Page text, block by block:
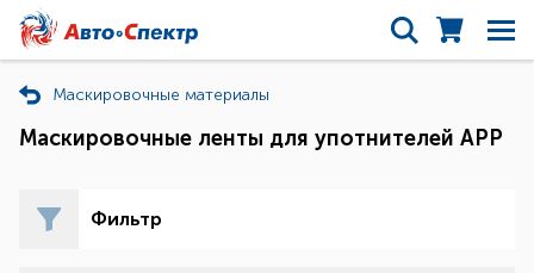
Маскировочные материалы
Маскировочные ленты для употнителей APP
Фильтр